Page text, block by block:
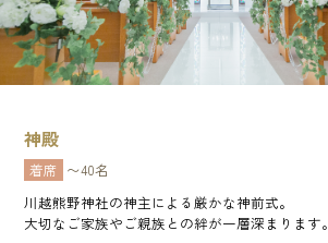
神殿
着席 〜40名
川越熊野神社の神主による厳かな神前式。
大切なご家族やご親族との絆が一層深まります。